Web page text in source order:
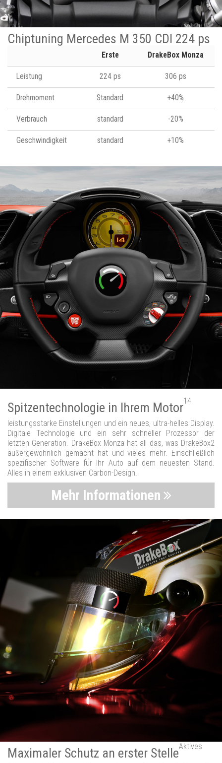
Chiptuning Mercedes M 350 CDI 224 ps
Erste DrakeBox Monza
Leistung 224 ps 306 ps
Drehmoment Standard +40%
Verbrauch standard -20%
Geschwindigkeit standard +10%
Spitzentechnologie in Ihrem Motor14
leistungsstarke Einstellungen und ein neues, ultra-helles Display.
Digitale Technologie und ein sehr schneller Prozessor der
letzten Generation. DrakeBox Monza hat all das, was DrakeBox2
außergewöhnlich gemacht hat und vieles mehr. Einschließlich
spezifischer Software für Ihr Auto auf dem neuesten Stand.
Alles in einem exklusiven Carbon-Design.
Mehr Informationen
Maximaler Schutz an erster StelleAktives